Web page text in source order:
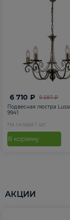
9 587 ₽
6 710 ₽
Подвесная люстра
9941
На складе 1 шт
В корзину
АКЦИИ